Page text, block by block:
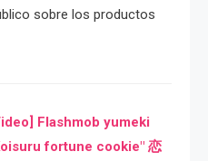
sobre los productos
Flashmob yumeki
fortune cookie" 恋